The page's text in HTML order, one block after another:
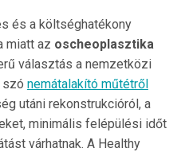
és a költséghatékony
miatt az oscheoplasztika
választás a nemzetközi
szó nemátalakító műtétről
utáni rekonstrukcióról, a
minimális felépülési időt
várhatnak. A Healthy